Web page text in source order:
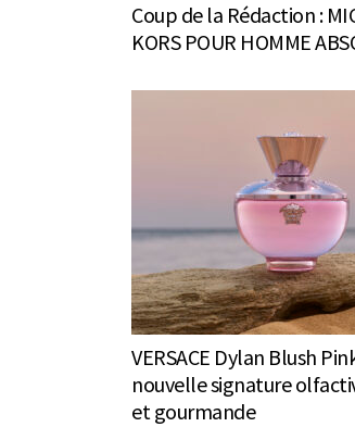
Coup de la Rédaction :
KORS POUR HOMME
VERSACE Dylan Blush
nouvelle signature
et gourmande